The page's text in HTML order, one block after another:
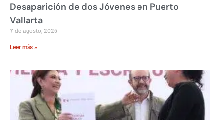
Desaparición de dos Jóvenes en Puerto
Vallarta
7 de agosto, 2026
Leer más »